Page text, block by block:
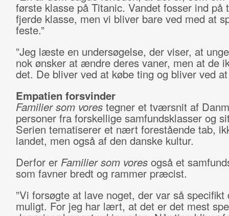
første klasse på Titanic. Vandet fosser ind på
fjerde klasse, men vi bliver bare ved med at
feste.”
”Jeg læste en undersøgelse, der viser, at
nok ønsker at ændre deres vaner, men at de
det. De bliver ved at købe ting og bliver ved
Empatien forsvinder
Familier som vores tegner et tværsnit af
personer fra forskellige samfundsklasser og
Serien tematiserer et nært forestående tab,
landet, men også af den danske kultur.
Derfor er Familier som voresogså et
som favner bredt og rammer præcist.
”Vi forsøgte at lave noget, der var så specifikt
muligt. For jeg har lært, at det er det mest